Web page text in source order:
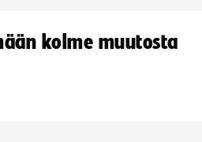
kolme muutosta